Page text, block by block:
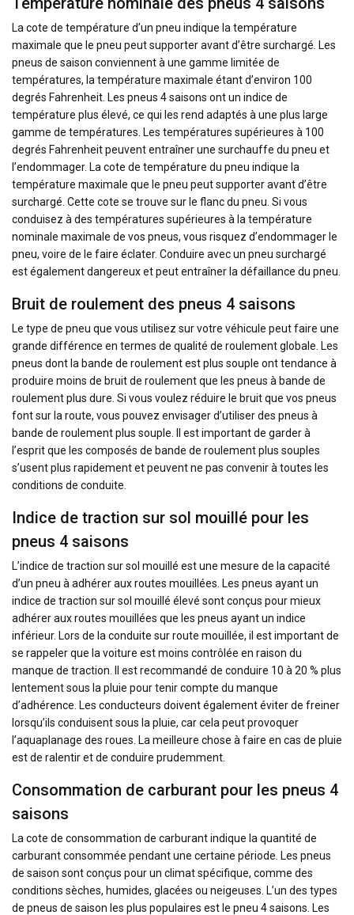
La cote de température d’un pneu indique la température
maximale que le pneu peut supporter avant d’être surchargé. Les
pneus de saison conviennent à une gamme limitée de
températures, la température maximale étant d’environ 100
degrés Fahrenheit. Les pneus 4 saisons ont un indice de
température plus élevé, ce qui les rend adaptés à une plus large
gamme de températures. Les températures supérieures à 100
degrés Fahrenheit peuvent entraîner une surchauffe du pneu et
l’endommager. La cote de température du pneu indique la
température maximale que le pneu peut supporter avant d’être
surchargé. Cette cote se trouve sur le flanc du pneu. Si vous
conduisez à des températures supérieures à la température
nominale maximale de vos pneus, vous risquez d’endommager le
pneu, voire de le faire éclater. Conduire avec un pneu surchargé
est également dangereux et peut entraîner la défaillance du pneu.
Bruit de roulement des pneus 4 saisons
Le type de pneu que vous utilisez sur votre véhicule peut faire une
grande différence en termes de qualité de roulement globale. Les
pneus dont la bande de roulement est plus souple ont tendance à
produire moins de bruit de roulement que les pneus à bande de
roulement plus dure. Si vous voulez réduire le bruit que vos pneus
font sur la route, vous pouvez envisager d’utiliser des pneus à
bande de roulement plus souple. Il est important de garder à
l’esprit que les composés de bande de roulement plus souples
s’usent plus rapidement et peuvent ne pas convenir à toutes les
conditions de conduite.
Indice de traction sur sol mouillé pour les
pneus 4 saisons
L’indice de traction sur sol mouillé est une mesure de la capacité
d’un pneu à adhérer aux routes mouillées. Les pneus ayant un
indice de traction sur sol mouillé élevé sont conçus pour mieux
adhérer aux routes mouillées que les pneus ayant un indice
inférieur. Lors de la conduite sur route mouillée, il est important de
se rappeler que la voiture est moins contrôlée en raison du
manque de traction. Il est recommandé de conduire 10 à 20 % plus
lentement sous la pluie pour tenir compte du manque
d’adhérence. Les conducteurs doivent également éviter de freiner
lorsqu’ils conduisent sous la pluie, car cela peut provoquer
l’aquaplanage des roues. La meilleure chose à faire en cas de pluie
est de ralentir et de conduire prudemment.
Consommation de carburant pour les pneus 4
saisons
La cote de consommation de carburant indique la quantité de
carburant consommée pendant une certaine période. Les pneus
de saison sont conçus pour un climat spécifique, comme des
conditions sèches, humides, glacées ou neigeuses. L’un des types
de pneus de saison les plus populaires est le pneu 4 saisons. Les